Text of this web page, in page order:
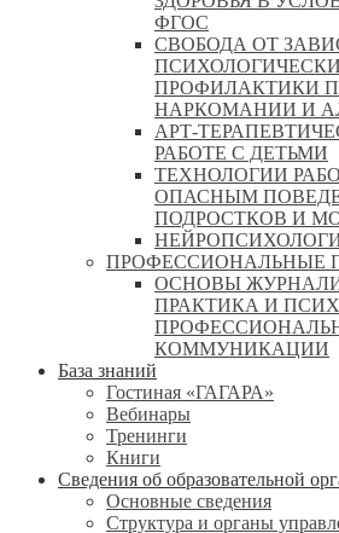
ФГОС
СВОБОДА ОТ
ПРОФИЛАКТИКИ
НАРКОМАНИИ И
АРТ-
РАБОТЕ С ДЕТЬМИ
ТЕХНОЛОГИИ
ОПАСНЫМ
ПОДРОСТКОВ И
ПРОФЕССИОНАЛЬНЫЕ
ОСНОВЫ
ПРАКТИКА И
КОММУНИКАЦИИ
База знаний
Гостиная «ГАГАРА»
Вебинары
Тренинги
Книги
Сведения об образовательной
Основные сведения
Структура и органы